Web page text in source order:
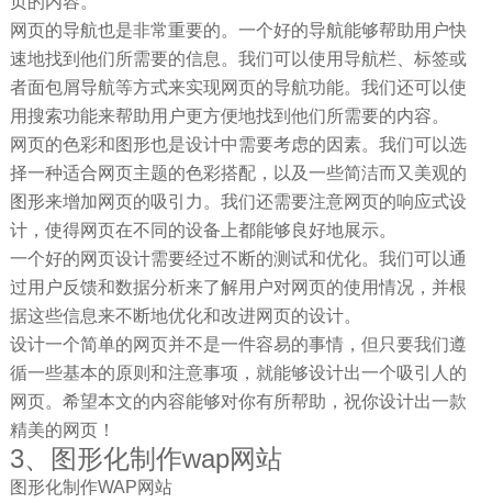
网页的导航也是非常重要的。一个好的导航能够帮助用户快
速地找到他们所需要的信息。我们可以使用导航栏、标签或
者面包屑导航等方式来实现网页的导航功能。我们还可以使
用搜索功能来帮助用户更方便地找到他们所需要的内容。
网页的色彩和图形也是设计中需要考虑的因素。我们可以选
择一种适合网页主题的色彩搭配，以及一些简洁而又美观的
图形来增加网页的吸引力。我们还需要注意网页的响应式设
计，使得网页在不同的设备上都能够良好地展示。
一个好的网页设计需要经过不断的测试和优化。我们可以通
过用户反馈和数据分析来了解用户对网页的使用情况，并根
据这些信息来不断地优化和改进网页的设计。
设计一个简单的网页并不是一件容易的事情，但只要我们遵
循一些基本的原则和注意事项，就能够设计出一个吸引人的
网页。希望本文的内容能够对你有所帮助，祝你设计出一款
精美的网页！
3、图形化制作wap网站
图形化制作WAP网站